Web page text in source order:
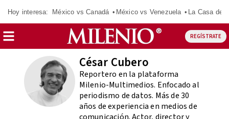
Hoy interesa: México vs Canadá México vs Venezuela La Casa de
REGÍSTRATE
César Cubero
Reportero en la plataforma
Milenio-Multimedios. Enfocado al
periodismo de datos. Más de 30
años de experiencia en medios de